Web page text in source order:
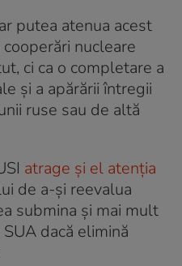
putea atenua acest
nucleare
ci ca o completare a
și a apărării întregii
ruse sau de altă
atrage și el atenția
de a-și reevalua
submina și mai mult
dacă elimină